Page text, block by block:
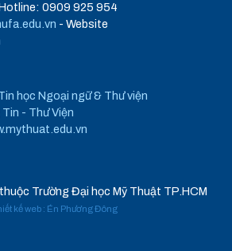
0909 925 954
- Website
học Ngoại ngữ & Thư viện
- Thư Viện
Trường Đại học Mỹ Thuật TP.HCM
kế web: Én Phương Đông